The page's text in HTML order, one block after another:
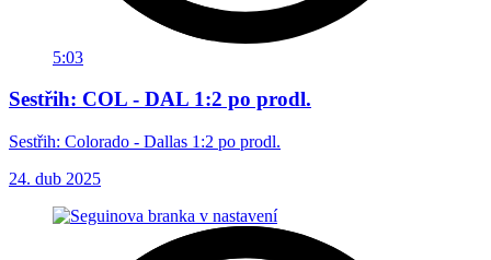
5:03
Sestřih: COL - DAL 1:2 po prodl.
Sestřih: Colorado - Dallas 1:2 po prodl.
24. dub 2025